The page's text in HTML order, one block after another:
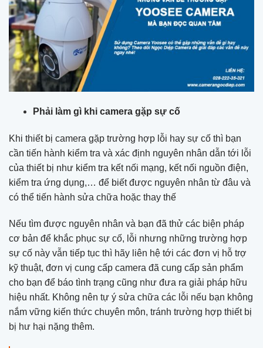
Phải làm gì khi camera gặp sự cố
Khi thiết bị camera gặp trường hợp lỗi hay sự cố thì bạn
cần tiến hành kiểm tra và xác định nguyên nhân dẫn tới lỗi
của thiết bị như kiểm tra kết nối mạng, kết nối nguồn điện,
kiểm tra ứng dụng,… để biết được nguyên nhân từ đâu và
có thể tiến hành sửa chữa hoặc thay thế
Nếu tìm được nguyên nhân và bạn đã thử các biện pháp
cơ bản để khắc phục sự cố, lỗi nhưng những trường hợp
sự cố này vẫn tiếp tục thì hãy liên hệ tới các đơn vị hỗ trợ
kỹ thuật, đơn vị cung cấp camera đã cung cấp sản phẩm
cho bạn để báo tình trạng cũng như đưa ra giải pháp hữu
hiệu nhất. Không nên tự ý sửa chữa các lỗi nếu bạn không
nắm vững kiến thức chuyên môn, tránh trường hợp thiết bị
bị hư hại nặng thêm.